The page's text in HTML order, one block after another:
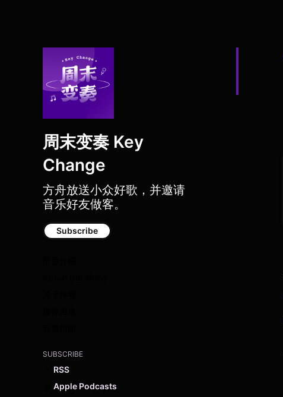
周末变奏 Key
Change
方舟放送小众好歌，并邀请
音乐好友做客。
Subscribe
SUBSCRIBE
RSS
Apple Podcasts